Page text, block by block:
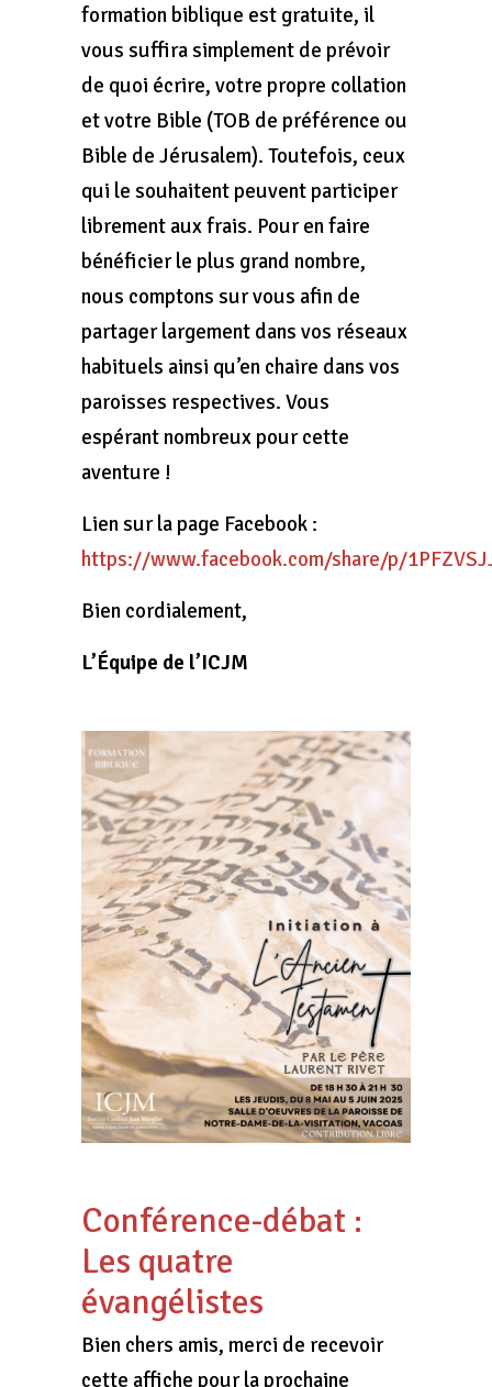
formation biblique est gratuite, il
vous suffira simplement de prévoir
de quoi écrire, votre propre collation
et votre Bible (TOB de préférence ou
Bible de Jérusalem). Toutefois, ceux
qui le souhaitent peuvent participer
librement aux frais. Pour en faire
bénéficier le plus grand nombre,
nous comptons sur vous afin de
partager largement dans vos réseaux
habituels ainsi qu’en chaire dans vos
paroisses respectives. Vous
espérant nombreux pour cette
aventure !
Lien sur la page Facebook :
https://www.facebook.com/share/p/
Bien cordialement,
L’Équipe de l’ICJM
Conférence-débat :
Les quatre
évangélistes
Bien chers amis, merci de recevoir
cette affiche pour la prochaine